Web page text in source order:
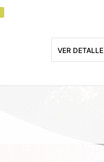
VER DETALLE